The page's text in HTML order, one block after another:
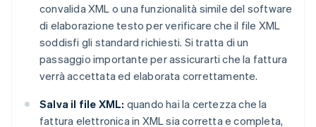
convalida XML o una funzionalità simile del software
di elaborazione testo per verificare che il file XML
soddisfi gli standard richiesti. Si tratta di un
passaggio importante per assicurarti che la fattura
verrà accettata ed elaborata correttamente.
Salva il file XML: quando hai la certezza che la
fattura elettronica in XML sia corretta e completa,